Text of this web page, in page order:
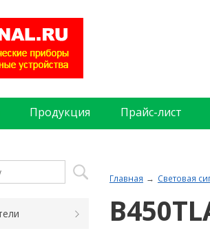
Продукция Прайс-лист
Главная Световая